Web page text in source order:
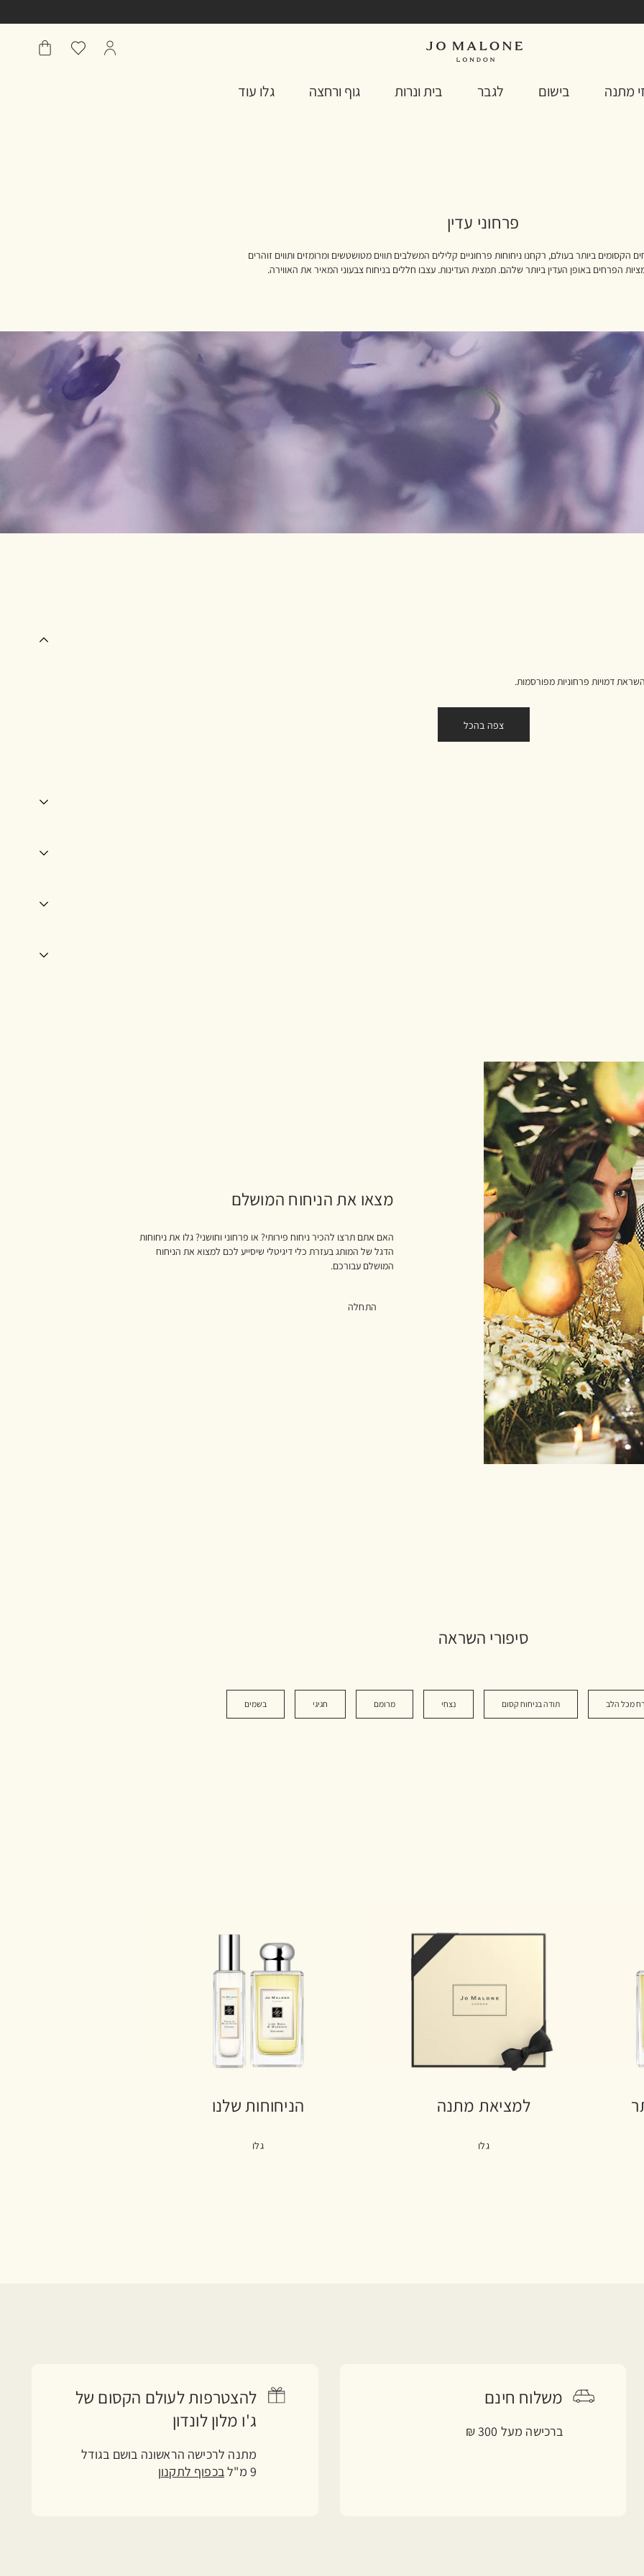
מתנה בישום לגבר בית ונרות גוף ורחצה גלו עוד
הפרופיל
מועדפים
שֶׁלִי
פרחוני עדין
ביותר בעולם, רקחנו ניחוחות פרחוניים קלילים המשלבים תווים מטושטשים ומרומזים ותווים זוהרים
הפרחים באופן העדין ביותר שלהם. תמצית העדינות. עצבו חללים בניחוח צבעוני המאיר את האווירה.
דמויות פרחוניות מפורסמות.
צפה בהכל
מצאו את הניחוח המושלם
האם אתם תרצו להכיר ניחוח פירותי? או פרחוני וחושני? גלו את ניחוחות
הדגל של המותג בעזרת כלי דיגיטלי שיסייע לכם למצוא את הניחוח
המושלם עבורכם.
התחלה
סיפורי השראה
מכל הלב תודה בניחוח קסום נִצחִי מרומם חגיגי בשמים
הניחוחות שלנו
גלו
למציאת מתנה
גלו
משלוח חינם
ברכישה מעל 300 ₪
להצטרפות לעולם הקסום של
ג'ו מלון לונדון
מתנה לרכישה הראשונה בושם בגודל
9 מ"ל
בכפוף לתקנון